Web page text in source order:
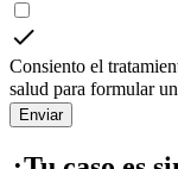
Consiento el
salud para formular
Enviar